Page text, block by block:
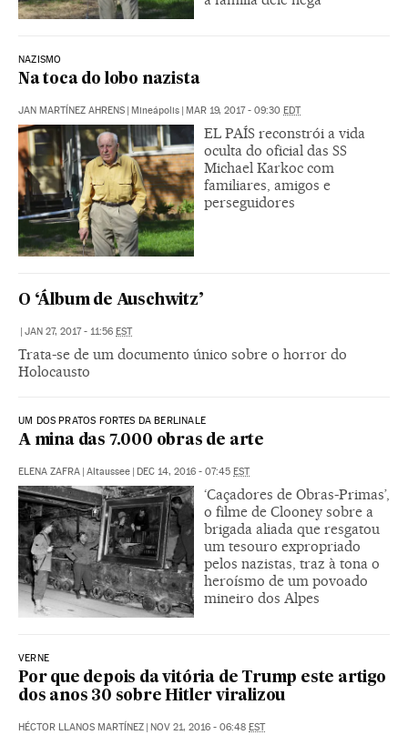
NAZISMO
Na toca do lobo nazista
JAN MARTÍNEZ AHRENS Mineápolis MAR 19, 2017 - 09:30 EDT
EL PAÍS reconstrói a vida
oculta do oficial das SS
Michael Karkoc com
familiares, amigos e
perseguidores
O ‘Álbum de Auschwitz’
JAN 27, 2017 - 11:56 EST
Trata-se de um documento único sobre o horror do
Holocausto
UM DOS PRATOS FORTES DA BERLINALE
A mina das 7.000 obras de arte
ELENA ZAFRA Altaussee DEC 14, 2016 - 07:45 EST
‘Caçadores de Obras-Primas’,
o filme de Clooney sobre a
brigada aliada que resgatou
um tesouro expropriado
pelos nazistas, traz à tona o
heroísmo de um povoado
mineiro dos Alpes
VERNE
Por que depois da vitória de Trump este artigo
dos anos 30 sobre Hitler viralizou
HÉCTOR LLANOS MARTÍNEZ NOV 21, 2016 - 06:48 EST